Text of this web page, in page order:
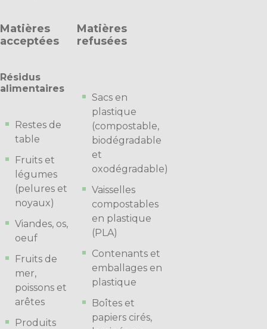
Matières
acceptées
Matières
refusées
Résidus
alimentaires
Restes de
table
Fruits et
légumes
(pelures et
noyaux)
Viandes, os,
oeuf
Fruits de
mer,
poissons et
arêtes
Produits
Sacs en
plastique
(compostable,
biodégradable
et
oxodégradable)
Vaisselles
compostables
en plastique
(PLA)
Contenants et
emballages en
plastique
Boîtes et
papiers cirés,